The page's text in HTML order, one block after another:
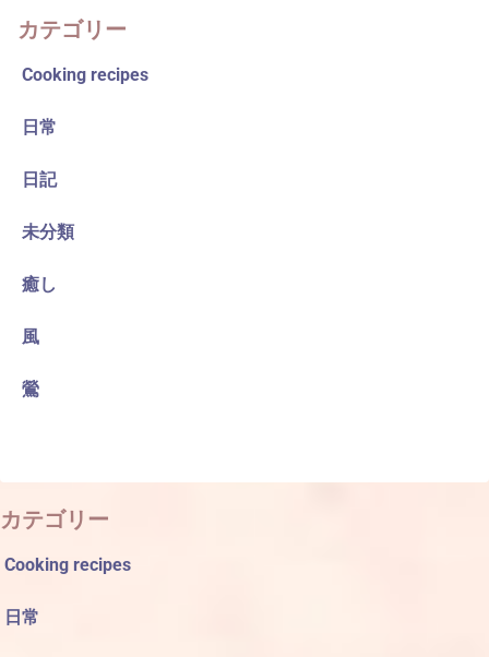
カテゴリー
Cooking recipes
日常
日記
未分類
癒し
風
鶯
カテゴリー
Cooking recipes
日常